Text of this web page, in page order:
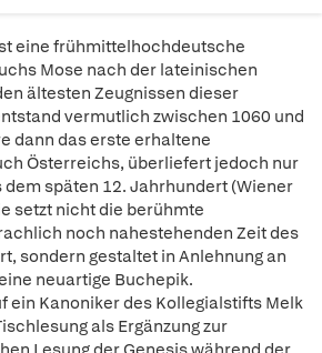
eine frühmittelhochdeutsche
Mose nach der lateinischen
ältesten Zeugnissen dieser
vermutlich zwischen 1060 und
dann das erste erhaltene
Österreichs, überliefert jedoch nur
späten 12. Jahrhundert (Wiener
setzt nicht die berühmte
noch nahestehenden Zeit des
sondern gestaltet in Anlehnung an
neuartige Buchepik.
ein Kanoniker des Kollegialstifts Melk
als Ergänzung zur